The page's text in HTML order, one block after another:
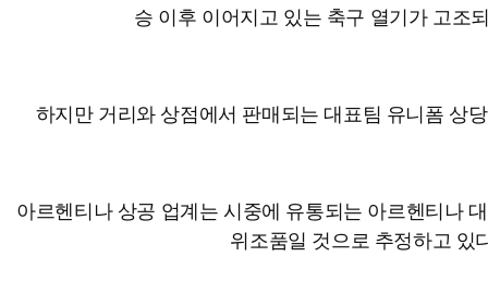
승 이후 이어지고 있는 축구 열기가 고조
하지만 거리와 상점에서 판매되는 대표팀 유니폼 상
아르헨티나 상공 업계는 시중에 유통되는 아르헨티나
위조품일 것으로 추정하고 있